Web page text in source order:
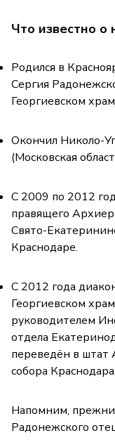
Что известно о
Родился в
Сергия
Георгиевском
Окончил Николо-
(Московская
С 2009 по 2012
правящего
Свято-
Краснодаре.
С 2012 года
Георгиевском
руководителем
отдела
переведён в штат
собора Краснодара.
Напомним,
Радонежского